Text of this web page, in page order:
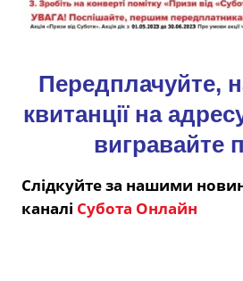
Передплачуйте,
квитанції на
вигравайте
Слідкуйте за нашими
каналі Субота Онлайн